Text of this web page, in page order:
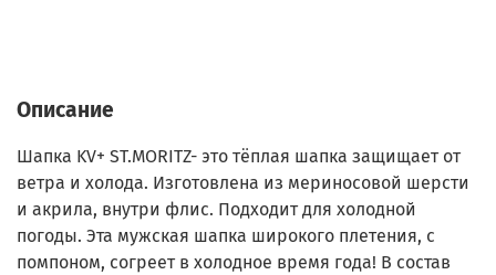
Описание
Шапка KV+ ST.MORITZ- это тёплая шапка защищает от
ветра и холода. Изготовлена из мериносовой шерсти
и акрила, внутри флис. Подходит для холодной
погоды. Эта мужская шапка широкого плетения, с
помпоном, согреет в холодное время года! В состав